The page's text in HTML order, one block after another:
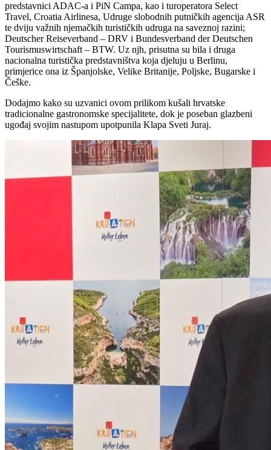
predstavnici ADAC-a i PiN Campa, kao i turoperatora Select
Travel, Croatia Airlinesa, Udruge slobodnih putničkih agencija ASR
te dviju važnih njemačkih turističkih udruga na saveznoj razini;
Deutscher Reiseverband – DRV i Bundesverband der Deutschen
Tourismuswirtschaft – BTW. Uz njh, prisutna su bila i druga
nacionalna turistička predstavništva koja djeluju u Berlinu,
primjerice ona iz Španjolske, Velike Britanije, Poljske, Bugarske i
Češke.
Dodajmo kako su uzvanici ovom prilikom kušali hrvatske
tradicionalne gastronomske specijalitete, dok je poseban glazbeni
ugođaj svojim nastupom upotpunila Klapa Sveti Juraj.